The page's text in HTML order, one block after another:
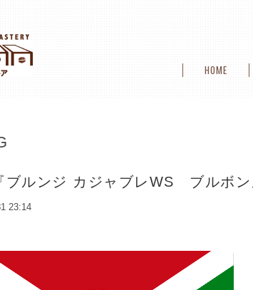
HOME
ブルンジ カジャブレWS ブルボン
23:14